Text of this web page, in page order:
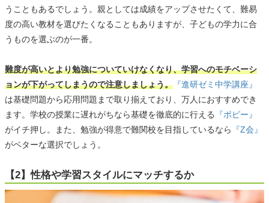
うこともあるでしょう。親としては成績をアップさせたくて、難易
度の高い教材を選びたくなることもありますが、子どもの学力に合
うものを選ぶのが一番。
難度が高いとより勉強についていけなくなり、学習へのモチベーシ
ョンが下がってしまうので注意しましょう。 『進研ゼミ中学講座』
は基礎問題から応用問題まで取り揃えており、万人におすすめでき
ます。学校の授業に遅れがちなら基礎を徹底的に行える
『ポピー』
がイチ押し。また、勉強が得意で難関校を目指しているなら
『Z会』
がベターな選択でしょう。
【2】性格や学習スタイルにマッチするか